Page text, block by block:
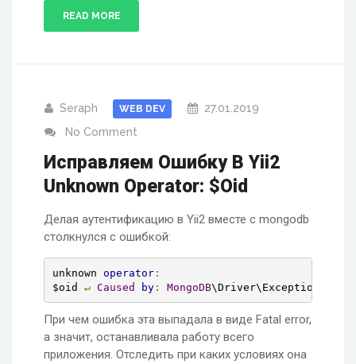
READ MORE
Seraph WEB DEV
27.01.2019
No Comment
Исправляем Ошибку В Yii2
Unknown Operator: $oid
Делая аутентификацию в Yii2 вместе с mongodb
столкнулся с ошибкой:
unknown operator:
$oid ↵ Caused by: MongoDB
При чем ошибка эта выпадала в виде Fatal error,
а значит, останавливала работу всего
приложения. Отследить при каких условиях она